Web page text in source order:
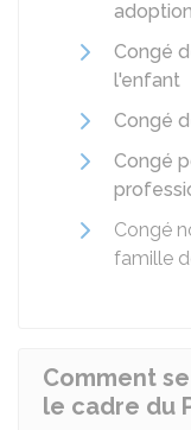
adoption
Congé
l'enfant
Congé
Congé
Congé
famille
Comment
le cadre du